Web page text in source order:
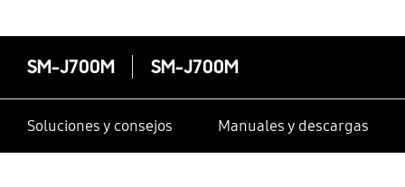
SM-J700M SM-J700M
Soluciones y consejos Manuales y descargas